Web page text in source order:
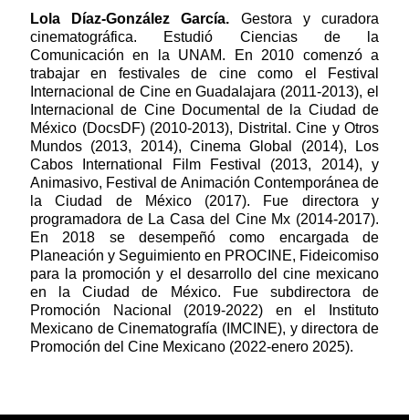
Lola Díaz-González García. Gestora y curadora
cinematográfica. Estudió Ciencias de la
Comunicación en la UNAM. En 2010 comenzó a
trabajar en festivales de cine como el Festival
Internacional de Cine en Guadalajara (2011-2013), el
Internacional de Cine Documental de la Ciudad de
México (DocsDF) (2010-2013), Distrital. Cine y Otros
Mundos (2013, 2014), Cinema Global (2014), Los
Cabos International Film Festival (2013, 2014), y
Animasivo, Festival de Animación Contemporánea de
la Ciudad de México (2017). Fue directora y
programadora de La Casa del Cine Mx (2014-2017).
En 2018 se desempeñó como encargada de
Planeación y Seguimiento en PROCINE, Fideicomiso
para la promoción y el desarrollo del cine mexicano
en la Ciudad de México. Fue subdirectora de
Promoción Nacional (2019-2022) en el Instituto
Mexicano de Cinematografía (IMCINE), y directora de
Promoción del Cine Mexicano (2022-enero 2025).